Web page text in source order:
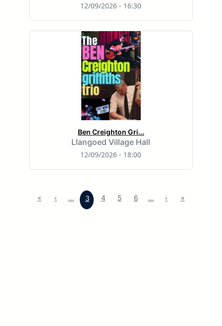
12/09/2026 - 16:30
Ben Creighton Gri...
Llangoed Village Hall
12/09/2026 - 18:00
« ‹ … 3 4 5 6 … › »